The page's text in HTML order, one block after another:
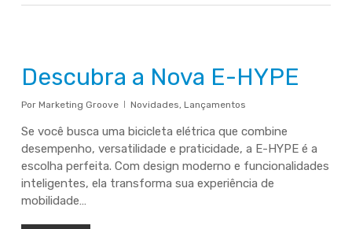
Descubra a Nova E-HYPE
Por Marketing Groove Novidades, Lançamentos
Se você busca uma bicicleta elétrica que combine
desempenho, versatilidade e praticidade, a E-HYPE é a
escolha perfeita. Com design moderno e funcionalidades
inteligentes, ela transforma sua experiência de
mobilidade…